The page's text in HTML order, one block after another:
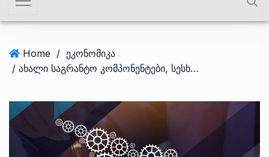
Home / ეკონომიკა
/ ახალი საგრანტო კომპონენტები, სესხის გაზრდილი თანადაფინანსება – რა ცვლილებები შედის “აწარმოე საქართველოშის” პროგრამებში?